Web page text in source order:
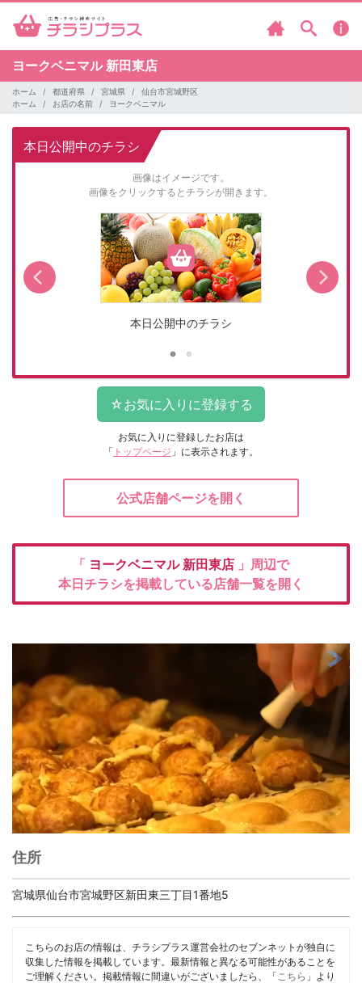
ヨークベニマル 新田東店
ホーム 都道府県 宮城県
仙台市宮城野区
ホーム
お店の名前 ヨークベニマル
本日公開中のチラシ
画像はイメージです。
画像をクリックするとチラシが開きます。
本日公開中のチラシ
お気に入りに登録したお店は
「 トップページ 」に表示されます。
公式店舗ページを開く
「 ヨークベニマル 新田東店 」周辺で
本日チラシを掲載している店舗一覧を開く
住所
宮城県仙台市宮城野区新田東三丁目1番地5
こちらのお店の情報は、チラシプラス運営会社のセブンネットが独自に
収集した情報を掲載しています。最新情報と異なる可能性があることを
ご理解ください。掲載情報に間違いがございましたら、「 こちら 」より